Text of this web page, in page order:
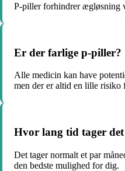
P-piller forhindrer ægløsning
Er der farlige p-piller?
Alle medicin kan have
men der er altid en lille risiko
Hvor lang tid tager
Det tager normalt et par
den bedste mulighed for dig.